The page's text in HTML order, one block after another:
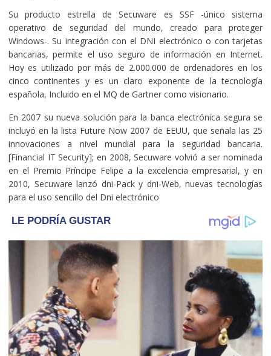
Su producto estrella de Secuware es SSF -único sistema
operativo de seguridad del mundo, creado para proteger
Windows-. Su integración con el DNI electrónico o con tarjetas
bancarias, permite el uso seguro de información en Internet.
Hoy es utilizado por más de 2.000.000 de ordenadores en los
cinco continentes y es un claro exponente de la tecnología
española, Incluido en el MQ de Gartner como visionario.
En 2007 su nueva solución para la banca electrónica segura se
incluyó en la lista Future Now 2007 de EEUU, que señala las 25
innovaciones a nivel mundial para la seguridad bancaria.
[Financial IT Security]; en 2008, Secuware volvió a ser nominada
en el Premio Príncipe Felipe a la excelencia empresarial, y en
2010, Secuware lanzó dni-Pack y dni-Web, nuevas tecnologías
para el uso sencillo del Dni electrónico